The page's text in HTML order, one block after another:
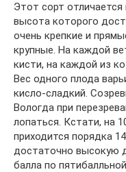
Этот сорт
высота которого
очень крепкие и
крупные. На каждой
кисти, на каждой из
Вес одного плода
кисло-сладкий.
Вологда при
лопаться. Кстати, на
приходится порядка
достаточно высокую
балла по